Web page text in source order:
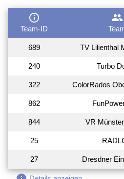
info_outline
Team-ID
group
689 TV Lilienthal
240 Turbo
322 ColorRados
862
844 VR
25
27 Dresdner